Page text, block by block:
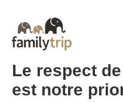
• Annulation 60 jours ou plus
acompte conservé
• Annulation moins de 60
100 % du prix du séjour
Familytrip vous conseille de
son partenaire AREAS
réservation ou dans les 24h
Le respect
est notre